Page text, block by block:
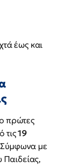
έως και
πρώτες
τις19
με